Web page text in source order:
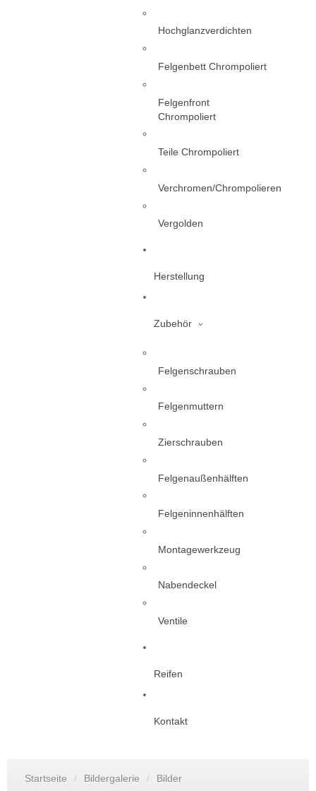
Hochglanzverdichten
Felgenbett Chrompoliert
Felgenfront
Chrompoliert
Teile Chrompoliert
Verchromen/Chrompolieren
Vergolden
Herstellung
Zubehör
Felgenschrauben
Felgenmuttern
Zierschrauben
Felgenaußenhälften
Felgeninnenhälften
Montagewerkzeug
Nabendeckel
Ventile
Reifen
Kontakt
Startseite / Bildergalerie /
Bilder